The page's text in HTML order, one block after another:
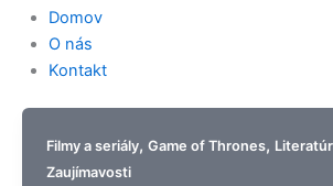
Domov
O nás
Kontakt
Filmy a seriály, Game of Thrones,
Zaujímavosti